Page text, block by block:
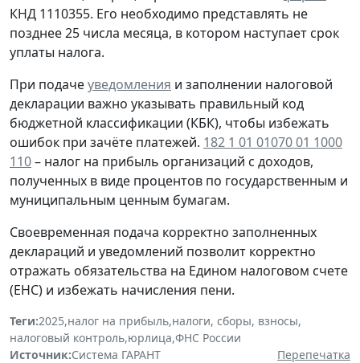
КНД 1110355. Его необходимо представлять не
позднее 25 числа месяца, в котором наступает срок
уплаты налога.
При подачеуведомления и заполнении налоговой
декларации важно указывать правильный код
бюджетной классификации (КБК), чтобы избежать
ошибок при зачёте платежей. 182 1 01 01070 01 1000
110– налог на прибыль организаций с доходов,
полученных в виде процентов по государственным и
муниципальным ценным бумагам.
Своевременная подача корректно заполненных
деклараций и уведомлений позволит корректно
отражать обязательства на Едином налоговом счете
(ЕНС) и избежать начисления пени.
Теги:2025,налог на прибыль,налоги, сборы, взносы,
налоговый контроль,юрлица,ФНС России
Источник:Система ГАРАНТ
Перепечатка